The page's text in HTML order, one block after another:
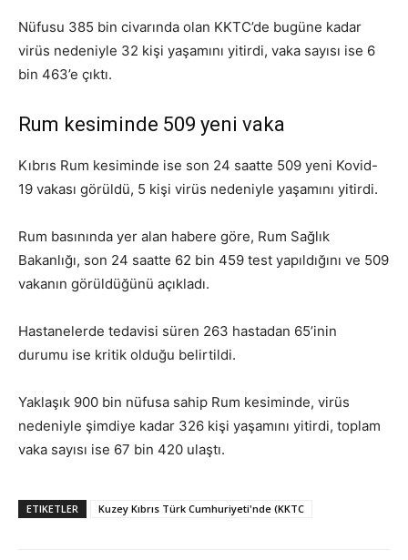
Nüfusu 385 bin civarında olan KKTC’de bugüne kadar
virüs nedeniyle 32 kişi yaşamını yitirdi, vaka sayısı ise 6
bin 463’e çıktı.
Rum kesiminde 509 yeni vaka
Kıbrıs Rum kesiminde ise son 24 saatte 509 yeni Kovid-
19 vakası görüldü, 5 kişi virüs nedeniyle yaşamını yitirdi.
Rum basınında yer alan habere göre, Rum Sağlık
Bakanlığı, son 24 saatte 62 bin 459 test yapıldığını ve 509
vakanın görüldüğünü açıkladı.
Hastanelerde tedavisi süren 263 hastadan 65’inin
durumu ise kritik olduğu belirtildi.
Yaklaşık 900 bin nüfusa sahip Rum kesiminde, virüs
nedeniyle şimdiye kadar 326 kişi yaşamını yitirdi, toplam
vaka sayısı ise 67 bin 420 ulaştı.
ETIKETLER Kuzey Kıbrıs Türk Cumhuriyeti'nde (KKTC